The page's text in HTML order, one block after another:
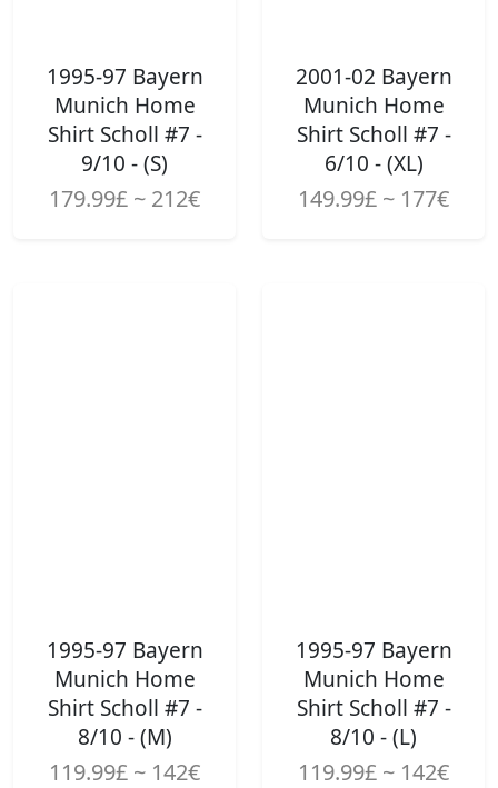
1995-97 Bayern
Munich Home
Shirt Scholl #7 -
9/10 - (S)
179.99£ ~ 212€
2001-02 Bayern
Munich Home
Shirt Scholl #7 -
6/10 - (XL)
149.99£ ~ 177€
1995-97 Bayern
Munich Home
Shirt Scholl #7 -
8/10 - (M)
119.99£ ~ 142€
1995-97 Bayern
Munich Home
Shirt Scholl #7 -
8/10 - (L)
119.99£ ~ 142€